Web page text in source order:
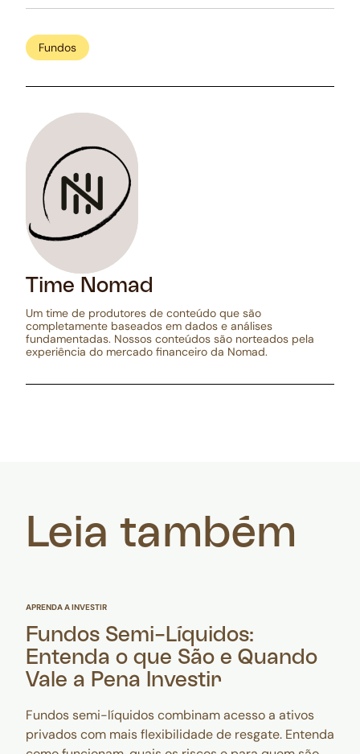
Fundos
Time Nomad
Um time de produtores de conteúdo que são
completamente baseados em dados e análises
fundamentadas. Nossos conteúdos são norteados pela
experiência do mercado financeiro da Nomad.
Leia também
APRENDA A INVESTIR
Fundos Semi-Líquidos:
Entenda o que São e Quando
Vale a Pena Investir
Fundos semi-líquidos combinam acesso a ativos
privados com mais flexibilidade de resgate. Entenda